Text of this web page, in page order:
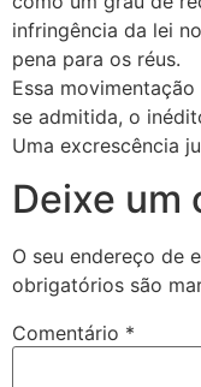
infringência da lei
pena para os réus.
Essa
se admitida, o
Uma excrescência
Deixe um
O seu endereço de
obrigatórios são
Comentário *